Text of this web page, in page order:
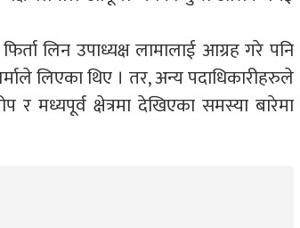
लिन उपाध्यक्ष लामालाई आग्रह गरे पनि
लिएका थिए । तर, अन्य पदाधिकारीहरुले
मध्यपूर्व क्षेत्रमा देखिएका समस्या बारेमा